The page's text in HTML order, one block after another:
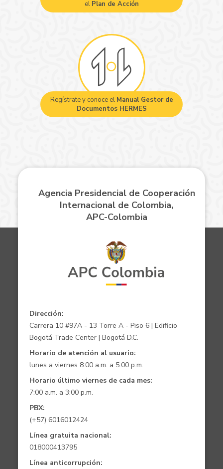
el Plan de Acción
Regístrate y conoce el Manual Gestor de
Documentos HERMES
Agencia Presidencial de Cooperación
Internacional de Colombia,
APC-Colombia
Dirección:
Carrera 10 #97A - 13 Torre A - Piso 6 | Edificio
Bogotá Trade Center | Bogotá D.C.
Horario de atención al usuario:
lunes a viernes 8:00 a.m. a 5:00 p.m.
Horario último viernes de cada mes:
7:00 a.m. a 3:00 p.m.
PBX:
(+57) 6016012424
Línea gratuita nacional:
018000413795
Línea anticorrupción: